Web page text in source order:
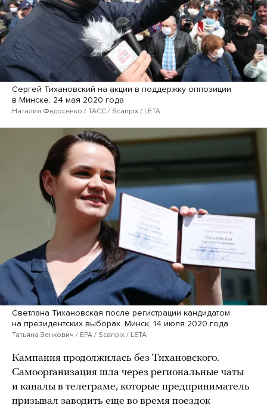
Сергей Тихановский на акции в поддержку оппозиции
в Минске. 24 мая 2020 года
Наталия Федосенко / ТАСС / Scanpix / LETA
Светлана Тихановская после регистрации кандидатом
на президентских выборах. Минск, 14 июля 2020 года
Татьяна Зенкович / EPA / Scanpix / LETA
Кампания продолжилась без Тихановского.
Самоорганизация шла через региональные чаты
и каналы в телеграме, которые предприниматель
призывал заводить еще во время поездок